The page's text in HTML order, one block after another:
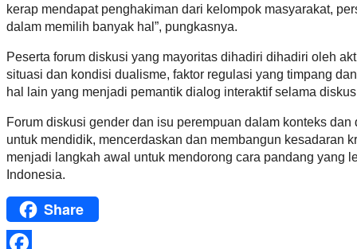
kerap mendapat penghakiman dari kelompok masyarakat,
dalam memilih banyak hal”, pungkasnya.
Peserta forum diskusi yang mayoritas dihadiri dihadiri oleh
situasi dan kondisi dualisme, faktor regulasi yang timpang
hal lain yang menjadi pemantik dialog interaktif selama
Forum diskusi gender dan isu perempuan dalam konteks
untuk mendidik, mencerdaskan dan membangun kesadaran
menjadi langkah awal untuk mendorong cara pandang yang
Indonesia.
Share